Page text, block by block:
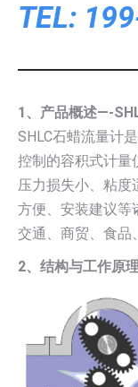
TEL:
1、产品概述—-
SHLC石蜡流量计
控制的容积式计量
压力损失小、粘度
方便、安装建议等
交通、商贸、食品
2、结构与工作原